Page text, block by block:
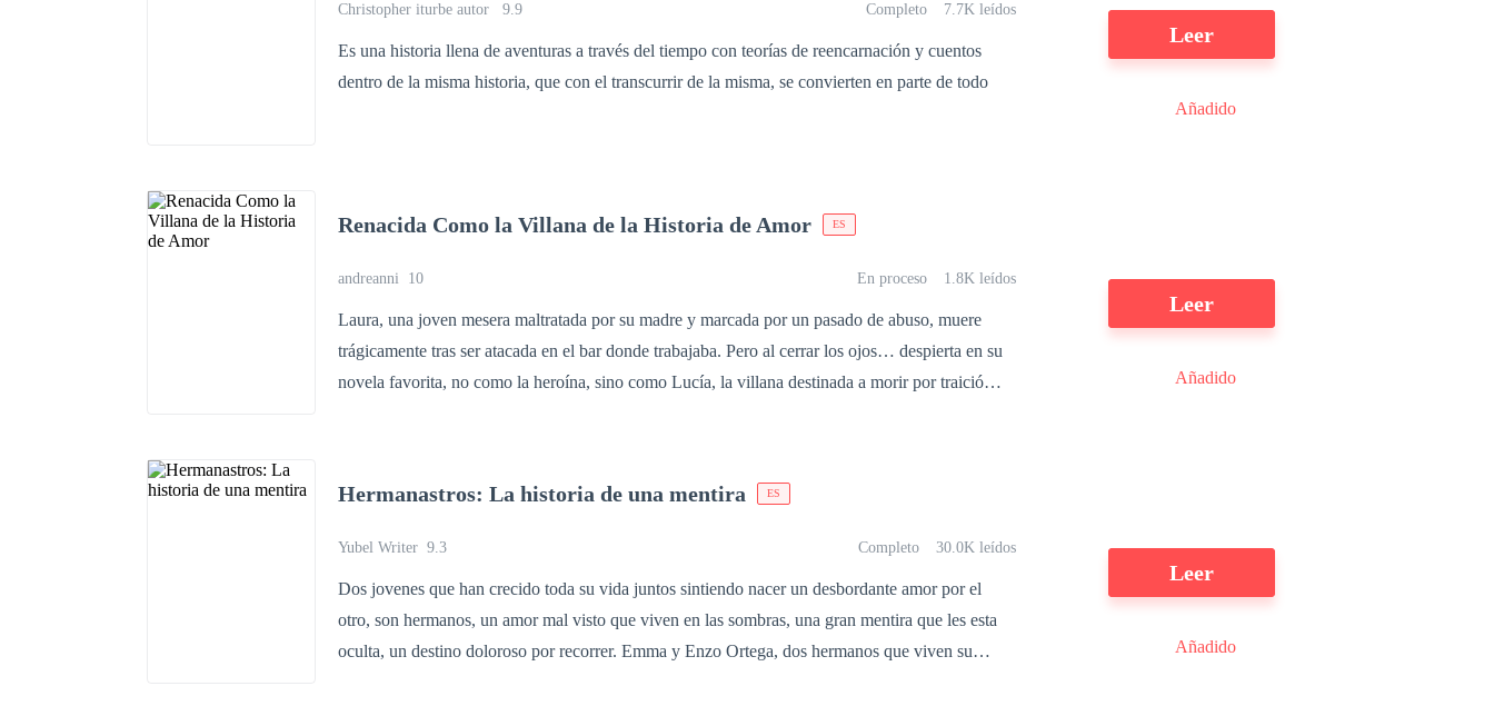
Christopher iturbe autor 9.9 Completo 7.7K leídos
Es una historia llena de aventuras a través del tiempo con teorías de reencarnación y cuentos
dentro de la misma historia, que con el transcurrir de la misma, se convierten en parte de todo
Leer
Añadido
Renacida Como la Villana de la Historia de Amor ES
andreanni 10 En proceso 1.8K leídos
Laura, una joven mesera maltratada por su madre y marcada por un pasado de abuso, muere
trágicamente tras ser atacada en el bar donde trabajaba. Pero al cerrar los ojos… despierta en su
novela favorita, no como la heroína, sino como Lucía, la villana destinada a morir por traición.
Eduardo, el noble y misterioso primo del príncipe, se convierte en la única luz de su vida.
Cuando aparece Elena, la protagonista original, la verdadera villana sale a la luz. Celos,
oscuro… Entre amor, engaños y una guerra por el trono, Lucía tendrá que elegir: ¿volver a ser
la villana… o convertirse en la reina que siempre estuvo destinada a ser?
Leer
Añadido
Hermanastros: La historia de una mentira ES
Yubel Writer 9.3 Completo 30.0K leídos
Dos jovenes que han crecido toda su vida juntos sintiendo nacer un desbordante amor por el
otro, son hermanos, un amor mal visto que viven en las sombras, una gran mentira que les esta
oculta, un destino doloroso por recorrer. Emma y Enzo Ortega, dos hermanos que viven su
Leer
Añadido